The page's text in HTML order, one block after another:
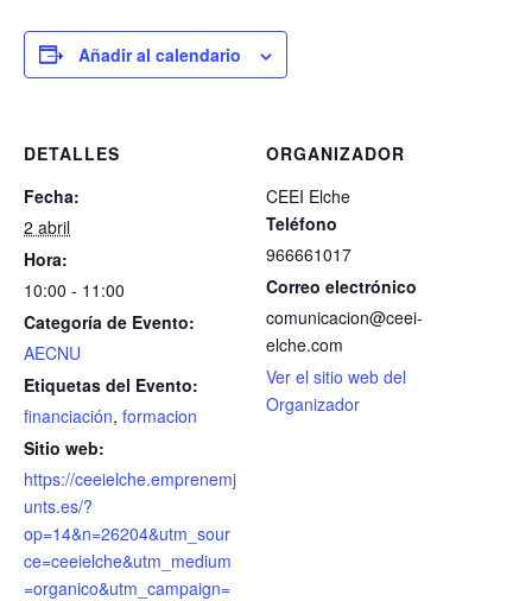
Añadir al calendario
DETALLES
Fecha:
2 abril
Hora:
10:00 - 11:00
Categoría de Evento:
AECNU
Etiquetas del Evento:
financiación, formacion
Sitio web:
https://ceeielche.emprenemj
unts.es/?
op=14&n=26204&utm_sour
ce=ceeielche&utm_medium
=organico&utm_campaign=
ORGANIZADOR
CEEI Elche
Teléfono
966661017
Correo electrónico
comunicacion@ceei-
elche.com
Ver el sitio web del
Organizador